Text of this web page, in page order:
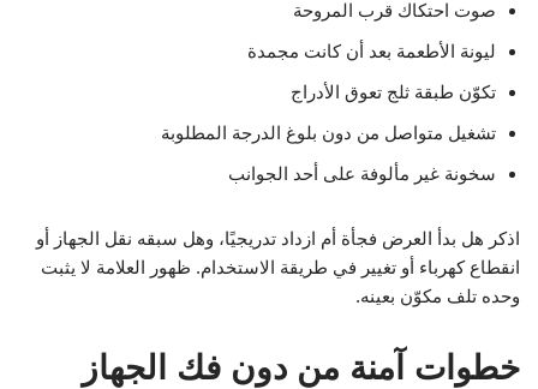
صوت احتكاك قرب المروحة
ليونة الأطعمة بعد أن كانت مجمدة
تكوّن طبقة ثلج تعوق الأدراج
تشغيل متواصل من دون بلوغ الدرجة المطلوبة
سخونة غير مألوفة على أحد الجوانب
اذكر هل بدأ العرض فجأة أم ازداد تدريجيًا، وهل سبقه نقل الجهاز أو
انقطاع كهرباء أو تغيير في طريقة الاستخدام. ظهور العلامة لا يثبت
وحده تلف مكوّن بعينه.
خطوات آمنة من دون فك الجهاز